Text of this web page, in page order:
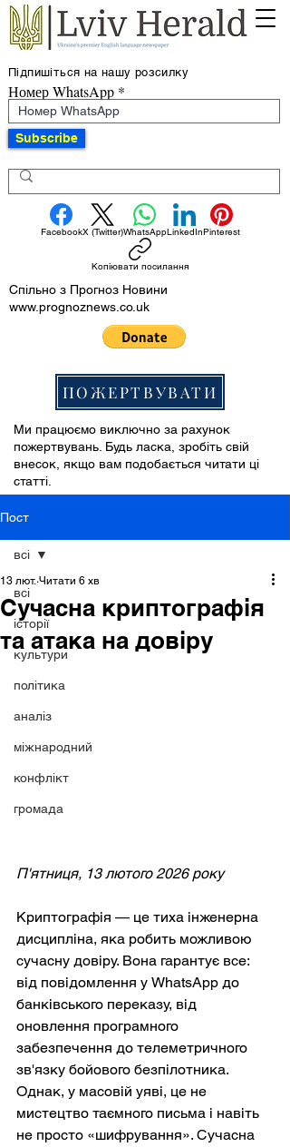
Підпишіться на нашу розсилку
Номер WhatsApp
Subscribe
FacebookX (Twitter)WhatsAppLinkedInPinterest
Копіювати посилання
Спільно з Прогноз Новини
www.prognoznews.co.uk
ПОЖЕРТВУВАТИ
Ми працюємо виключно за рахунок
пожертвувань. Будь ласка, зробіть свій
внесок, якщо вам подобається читати ці
статті.
Пост
всі
історії
культури
політика
аналіз
міжнародний
конфлікт
громада
всі
Сучасна криптографія
та атака на довіру
13 лют. Читати 6 хв
П'ятниця, 13 лютого 2026 року
Криптографія — це тиха інженерна
дисципліна, яка робить можливою
сучасну довіру. Вона гарантує все:
від повідомлення у WhatsApp до
банківського переказу, від
оновлення програмного
забезпечення до телеметричного
зв'язку бойового безпілотника.
Однак, у масовій уяві, це не
мистецтво таємного письма і навіть
не просто «шифрування». Сучасна